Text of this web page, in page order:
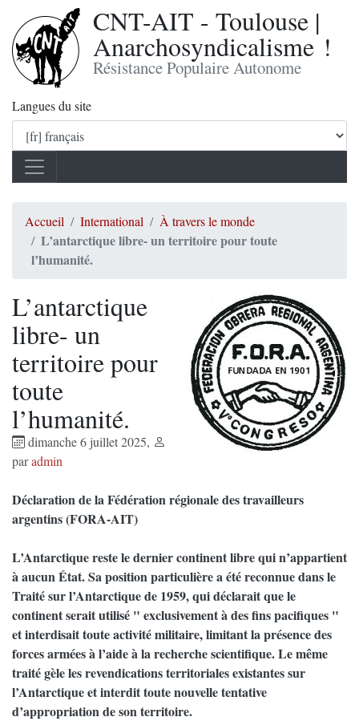
CNT-AIT - Toulouse |
Anarchosyndicalisme !
Résistance Populaire Autonome
Langues du site
Accueil International À travers le monde
L’antarctique libre- un territoire pour toute
l’humanité.
L’antarctique
libre- un
territoire pour
toute
l’humanité.
dimanche 6 juillet 2025,
paradmin
Déclaration de la Fédération régionale des travailleurs
argentins (FORA-AIT)
L’Antarctique reste le dernier continent libre qui n’appartient
à aucun État. Sa position particulière a été reconnue dans le
Traité sur l’Antarctique de 1959, qui déclarait que le
continent serait utilisé " exclusivement à des fins pacifiques "
et interdisait toute activité militaire, limitant la présence des
forces armées à l’aide à la recherche scientifique. Le même
traité gèle les revendications territoriales existantes sur
l’Antarctique et interdit toute nouvelle tentative
d’appropriation de son territoire.